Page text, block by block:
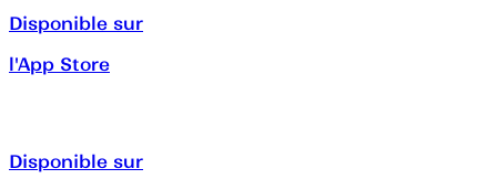
Disponible sur
l'App Store
Disponible sur